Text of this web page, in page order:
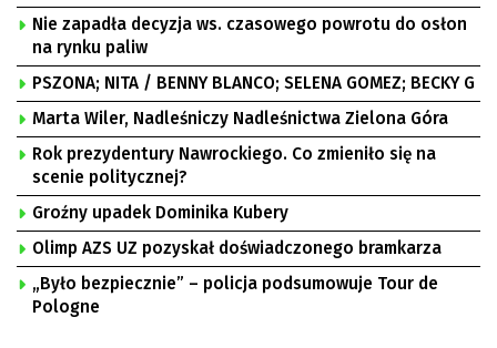
Nie zapadła decyzja ws. czasowego powrotu do osłon
na rynku paliw
PSZONA; NITA / BENNY BLANCO; SELENA GOMEZ; BECKY G
Marta Wiler, Nadleśniczy Nadleśnictwa Zielona Góra
Rok prezydentury Nawrockiego. Co zmieniło się na
scenie politycznej?
Groźny upadek Dominika Kubery
Olimp AZS UZ pozyskał doświadczonego bramkarza
„Było bezpiecznie” – policja podsumowuje Tour de
Pologne